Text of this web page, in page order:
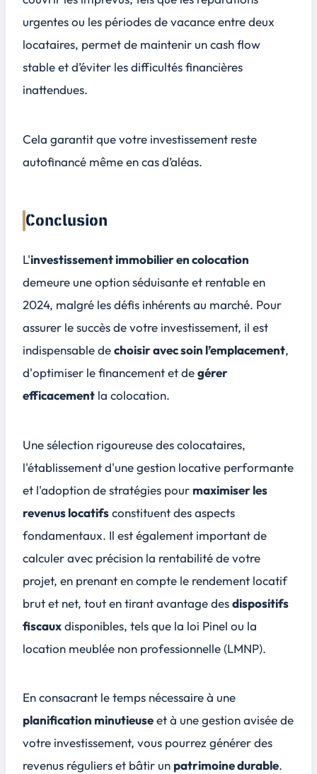
urgentes ou les périodes de vacance entre deux
locataires, permet de maintenir un cash flow
stable et d’éviter les difficultés financières
inattendues.
Cela garantit que votre investissement reste
autofinancé même en cas d’aléas.
Conclusion
L'investissement immobilier en colocation
demeure une option séduisante et rentableen
2024, malgré les défis inhérents au marché. Pour
assurer le succès de votre investissement, il est
indispensable dechoisir avec soin l’emplacement,
d'optimiser le financementet degérer
efficacement la colocation.
Unesélection rigoureuse des colocataires,
l'établissement d'une gestion locative performante
et l'adoption de stratégies pour maximiser les
revenus locatifsconstituent des aspects
fondamentaux. Il est également important de
calculer avec précision la rentabilitéde votre
projet, en prenant en compte le rendement locatif
brut et net, tout en tirant avantage desdispositifs
fiscauxdisponibles, tels que la loi Pinel ou la
location meublée non professionnelle (LMNP).
En consacrant le temps nécessaire à une
planification minutieuseet à une gestion avisée de
votre investissement, vous pourrez générer des
revenus régulierset bâtir un patrimoine durable.